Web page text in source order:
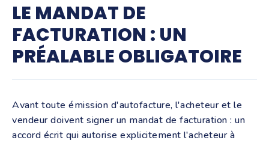
LE MANDAT DE
FACTURATION : UN
PRÉALABLE OBLIGATOIRE
Avant toute émission d'autofacture, l'acheteur et le
vendeur doivent signer un mandat de facturation : un
accord écrit qui autorise explicitement l'acheteur à